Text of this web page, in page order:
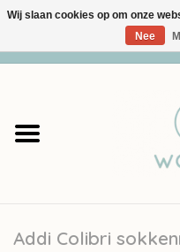
Garens
Accessoires
Addi Colibri
Wij slaan cookies op om onze
Nee